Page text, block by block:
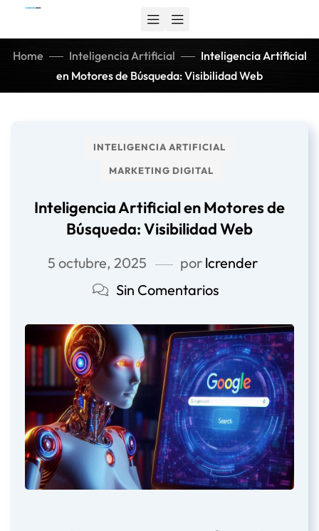
Home Inteligencia Artificial
Inteligencia Artificial
en Motores de Búsqueda: Visibilidad Web
INTELIGENCIA ARTIFICIAL
MARKETING DIGITAL
Inteligencia Artificial en Motores de
Búsqueda: Visibilidad Web
5 octubre, 2025 por lcrender
Sin Comentarios